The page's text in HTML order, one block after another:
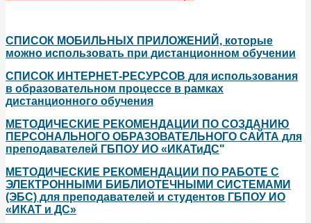
СПИСОК МОБИЛЬНЫХ ПРИЛОЖЕНИЙ, которые
можно использовать при дистанционном обучении
СПИСОК ИНТЕРНЕТ-РЕСУРСОВ для использования
в образовательном процессе в рамках
дистанционного обучения
МЕТОДИЧЕСКИЕ РЕКОМЕНДАЦИИ ПО СОЗДАНИЮ
ПЕРСОНАЛЬНОГО ОБРАЗОВАТЕЛЬНОГО САЙТА для
преподавателей ГБПОУ ИО «ИКАТиДС"
МЕТОДИЧЕСКИЕ РЕКОМЕНДАЦИИ ПО РАБОТЕ С
ЭЛЕКТРОННЫМИ БИБЛИОТЕЧНЫМИ СИСТЕМАМИ
(ЭБС) для преподавателей и студентов ГБПОУ ИО
«ИКАТ и ДС»